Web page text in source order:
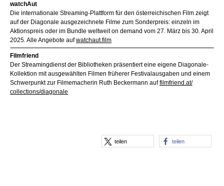
watchAut
Die internationale Streaming-Plattform für den österreichischen Film zeigt
auf der Diagonale ausgezeichnete Filme zum Sonderpreis: einzeln im
Aktionspreis oder im Bundle weltweit on demand vom 27. März bis 30. April
2025. Alle Angebote aufwatchaut.film
Filmfriend
Der Streamingdienst der Bibliotheken präsentiert eine eigene Diagonale-
Kollektion mit ausgewählten Filmen früherer Festivalausgaben und einem
Schwerpunkt zur Filmemacherin Ruth Beckermann auffilmfriend.at/
collections/diagonale
teilen teilen